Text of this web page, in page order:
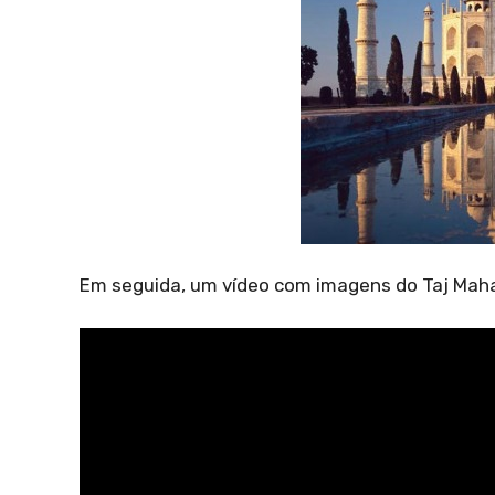
Em seguida, um vídeo com imagens do Taj